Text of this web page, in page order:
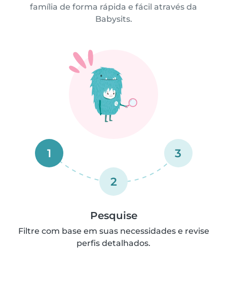
família de forma rápida e fácil através da
Babysits.
1
2
3
Pesquise
Filtre com base em suas necessidades e revise
perfis detalhados.